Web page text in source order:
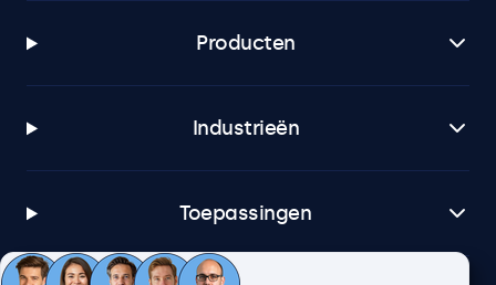
Producten
Industrieën
Toepassingen